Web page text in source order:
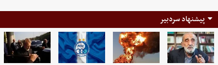
پیشنهاد سردبیر